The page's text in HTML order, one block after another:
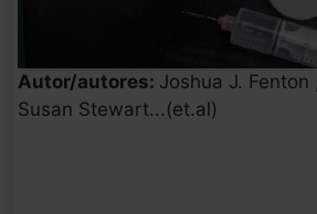
Autor/autores: Joshua J. Fenton
Susan Stewart...(et.al)